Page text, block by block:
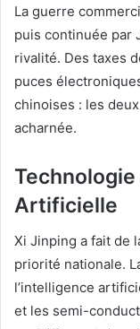
La guerre
puis continuée par
rivalité. Des taxes
puces
chinoises : les
acharnée.
Artificielle
Xi Jinping a fait de
priorité nationale.
l’intelligence
et les semi-